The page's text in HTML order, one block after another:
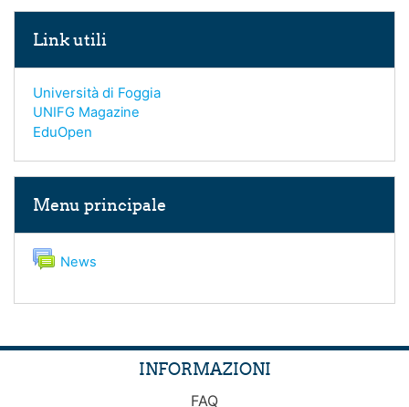
Link utili
Università di Foggia
UNIFG Magazine
EduOpen
Menu principale
News
INFORMAZIONI
FAQ